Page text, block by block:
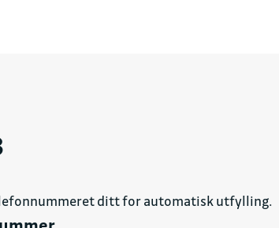
ditt for automatisk utfylling.